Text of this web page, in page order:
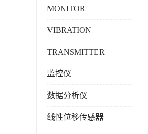
MONITOR
VIBRATION
TRANSMITTER
监控仪
数据分析仪
线性位移传感器